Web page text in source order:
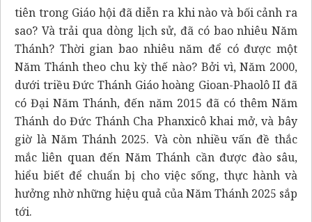
tiên trong Giáo hội đã diễn ra khi nào và bối cảnh ra
sao? Và trải qua dòng lịch sử, đã có bao nhiêu Năm
Thánh? Thời gian bao nhiêu năm để có được một
Năm Thánh theo chu kỳ thế nào? Bởi vì, Năm 2000,
dưới triều Đức Thánh Giáo hoàng Gioan-Phaolô II đã
có Đại Năm Thánh, đến năm 2015 đã có thêm Năm
Thánh do Đức Thánh Cha Phanxicô khai mở, và bây
giờ là Năm Thánh 2025. Và còn nhiều vấn đề thắc
mắc liên quan đến Năm Thánh cần được đào sâu,
hiểu biết để chuẩn bị cho việc sống, thực hành và
hưởng nhờ những hiệu quả của Năm Thánh 2025 sắp
tới.